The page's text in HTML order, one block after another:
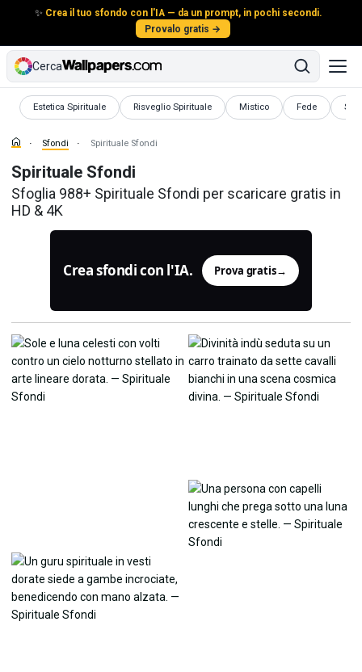
✨ Crea il tuo sfondo con l'IA — da un prompt, in pochi secondi.
Provalo gratis →
Cerca
Estetica Spirituale
Sfondi Risveglio Spirituale
Sfondi Mistico
Sfondi Fede
Sfondi
Sfondi Spirituale Sfondi
Spirituale Sfondi
Sfoglia 988+ Spirituale Sfondi per scaricare gratis in
HD & 4K
Crea sfondi con l'IA. Prova gratis→